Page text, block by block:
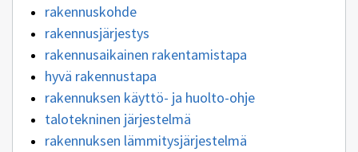
rakennuskohde
rakennusjärjestys
rakennusaikainen rakentamistapa
hyvä rakennustapa
rakennuksen käyttö- ja huolto-ohje
talotekninen järjestelmä
rakennuksen lämmitysjärjestelmä